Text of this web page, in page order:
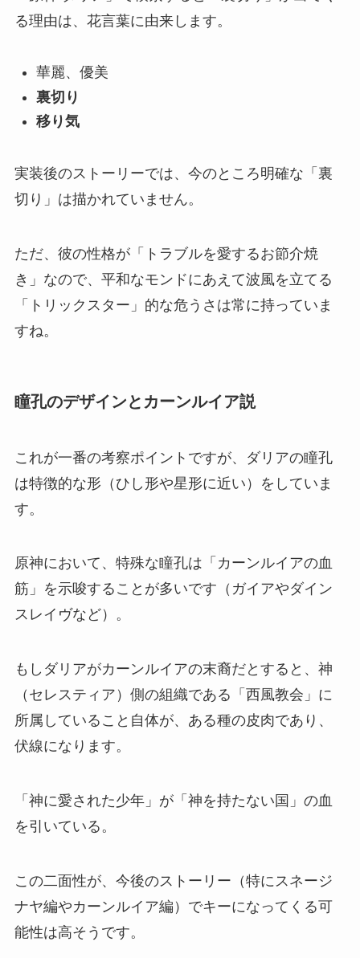
る理由は、花言葉に由来します。
華麗、優美
裏切り
移り気
実装後のストーリーでは、今のところ明確な「裏
切り」は描かれていません。
ただ、彼の性格が「トラブルを愛するお節介焼
き」なので、平和なモンドにあえて波風を立てる
「トリックスター」的な危うさは常に持っていま
すね。
瞳孔のデザインとカーンルイア説
これが一番の考察ポイントですが、ダリアの瞳孔
は特徴的な形（ひし形や星形に近い）をしていま
す。
原神において、特殊な瞳孔は「カーンルイアの血
筋」を示唆することが多いです（ガイアやダイン
スレイヴなど）。
もしダリアがカーンルイアの末裔だとすると、神
（セレスティア）側の組織である「西風教会」に
所属していること自体が、ある種の皮肉であり、
伏線になります。
「神に愛された少年」が「神を持たない国」の血
を引いている。
この二面性が、今後のストーリー（特にスネージ
ナヤ編やカーンルイア編）でキーになってくる可
能性は高そうです。